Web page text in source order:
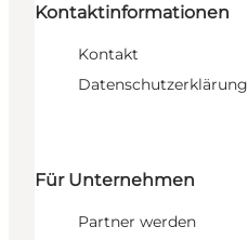
Kontaktinformationen
Kontakt
Datenschutzerklärung
Für Unternehmen
Partner werden